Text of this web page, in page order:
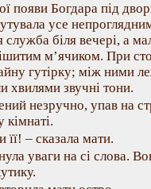
появи Богдара під
усе
служба біля вечері, а
м’ячиком. При
гутірку; між ними
хвилями звучні тони.
незручно, упав на
– сказала мати.
уваги на сі слова.